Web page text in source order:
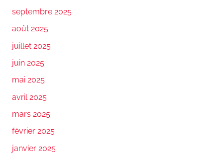
septembre 2025
août 2025
juillet 2025
juin 2025
mai 2025
avril 2025
mars 2025
février 2025
janvier 2025